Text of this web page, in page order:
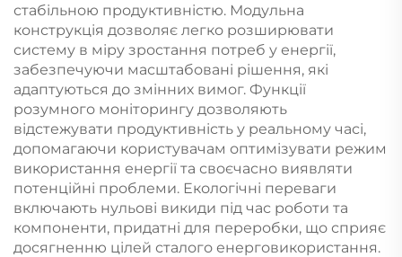
стабільною продуктивністю. Модульна
конструкція дозволяє легко розширювати
систему в міру зростання потреб у енергії,
забезпечуючи масштабовані рішення, які
адаптуються до змінних вимог. Функції
розумного моніторингу дозволяють
відстежувати продуктивність у реальному часі,
допомагаючи користувачам оптимізувати режим
використання енергії та своєчасно виявляти
потенційні проблеми. Екологічні переваги
включають нульові викиди під час роботи та
компоненти, придатні для переробки, що сприяє
досягненню цілей сталого енерговикористання.